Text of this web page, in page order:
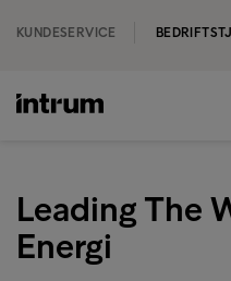
KUNDESERVICE
Leading The
Energi